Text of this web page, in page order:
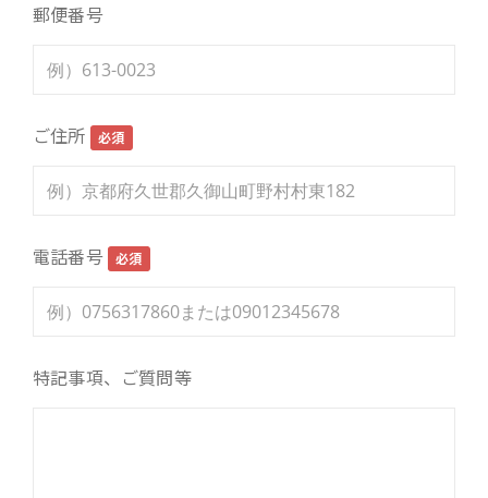
郵便番号
ご住所 必須
電話番号 必須
特記事項、ご質問等